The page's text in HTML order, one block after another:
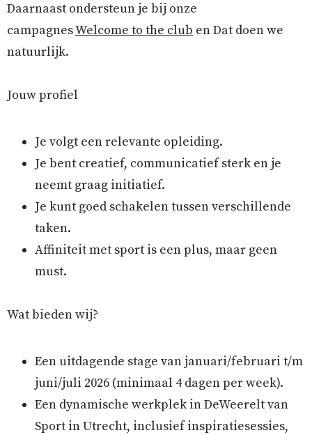
Daarnaast ondersteun je bij onze
campagnesWelcome to the club en Dat doen we
natuurlijk.
Jouw profiel
Je volgt een relevante opleiding.
Je bent creatief, communicatief sterk en je
neemt graag initiatief.
Je kunt goed schakelen tussen verschillende
taken.
Affiniteit met sport is een plus, maar geen
must.
Wat bieden wij?
Een uitdagende stage van januari/februari t/m
juni/juli 2026 (minimaal 4 dagen per week).
Een dynamische werkplek in DeWeerelt van
Sport in Utrecht, inclusief inspiratiesessies,